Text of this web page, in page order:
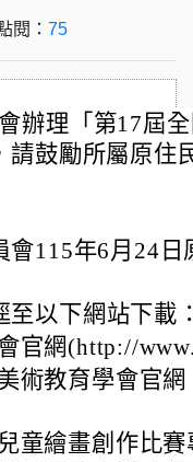
閱： 75
辦理「第17屆
請鼓勵所屬原住
會115年6月24日
至以下網站下載
官網(http://
術教育學會官
童繪畫創作比